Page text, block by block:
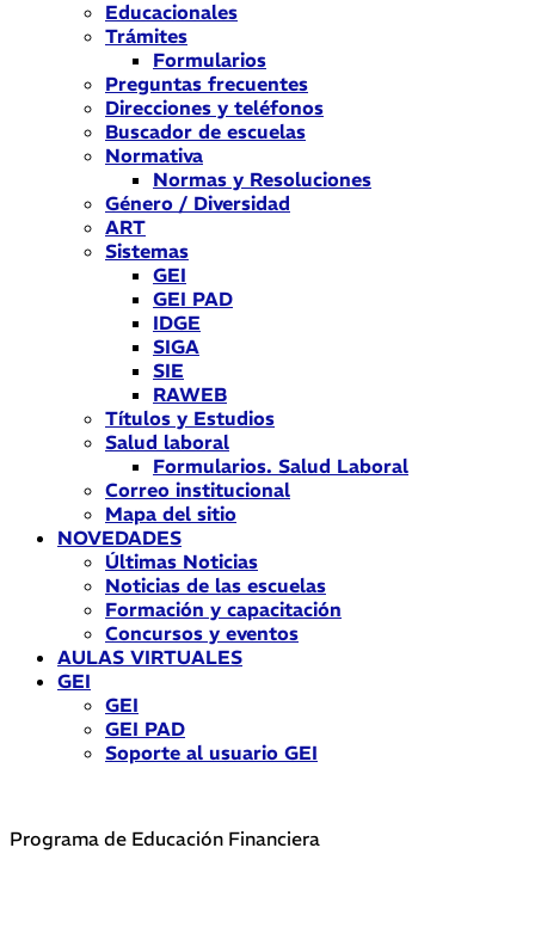
Educacionales
Trámites
Formularios
Preguntas frecuentes
Direcciones y teléfonos
Buscador de escuelas
Normativa
Normas y Resoluciones
Género / Diversidad
ART
Sistemas
GEI
GEI PAD
IDGE
SIGA
SIE
RAWEB
Títulos y Estudios
Salud laboral
Formularios. Salud Laboral
Correo institucional
Mapa del sitio
NOVEDADES
Últimas Noticias
Noticias de las escuelas
Formación y capacitación
Concursos y eventos
AULAS VIRTUALES
GEI
GEI
GEI PAD
Soporte al usuario GEI
Programa de Educación Financiera